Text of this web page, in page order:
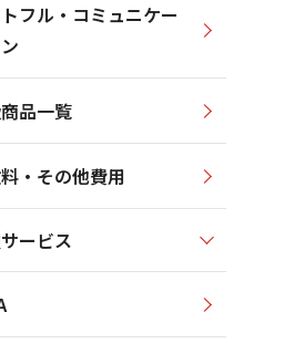
フル・コミュニケー
品一覧
・その他費用
ービス